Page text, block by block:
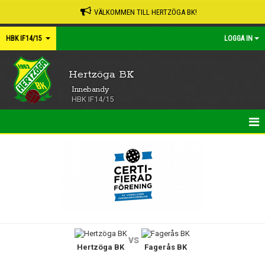
VÄLKOMMEN TILL HERTZÖGA BK!
HBK IF14/15 LOGGA IN
Hertzöga BK
Innebandy
HBK IF14/15
Hertzöga BK
vs
Fagerås BK